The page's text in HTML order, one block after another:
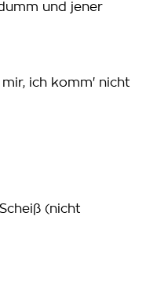
und jener
ich komm' nicht
(nicht